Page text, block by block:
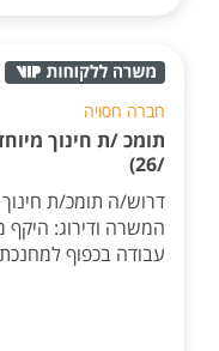
חברה חסויה
/26)
דרוש/ה תומכ/ת חינוך
עבודה בכפוף